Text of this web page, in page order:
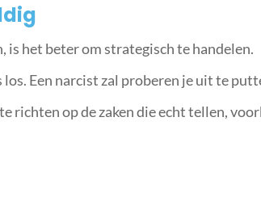
het beter om strategisch te handelen.
Een narcist zal proberen je uit te
richten op de zaken die echt tellen,